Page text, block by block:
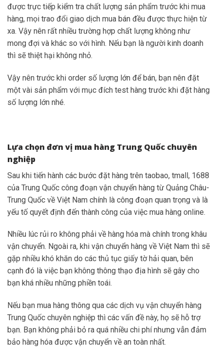
được trực tiếp kiểm tra chất lượng sản phẩm trước khi mua
hàng, mọi trao đổi giao dịch mua bán đều được thực hiện từ
xa. Vậy nên rất nhiều trường hợp chất lượng không như
mong đợi và khác so với hình. Nếu bạn là người kinh doanh
thì sẽ thiệt hại không nhỏ.
Vậy nên trước khi order số lượng lớn để bán, bạn nên đặt
một vài sản phẩm với mục đích test hàng trước khi đặt hàng
số lượng lớn nhé.
Lựa chọn đơn vị mua hàng Trung Quốc chuyên
nghiệp
Sau khi tiến hành các bước đặt hàng trên taobao, tmall, 1688
của Trung Quốc công đoạn vận chuyển hàng từ Quảng Châu-
Trung Quốc về Việt Nam chính là công đoạn quan trọng và là
yếu tố quyết định đến thành công của việc mua hàng online.
Nhiều lúc rủi ro không phải về hàng hóa mà chính trong khâu
vận chuyển. Ngoài ra, khi vận chuyển hàng về Việt Nam thì sẽ
gặp nhiều khó khăn do các thủ tục giấy tờ hải quan, bên
cạnh đó là việc bạn không thông thạo địa hình sẽ gây cho
bạn khá nhiều những phiền toái.
Nếu bạn mua hàng thông qua các dịch vụ vận chuyển hàng
Trung Quốc chuyên nghiệp thì các vấn đề này, họ sẽ hỗ trợ
bạn. Bạn không phải bỏ ra quá nhiều chi phí nhưng vẫn đảm
bảo hàng hóa được vận chuyển về an toàn nhất.